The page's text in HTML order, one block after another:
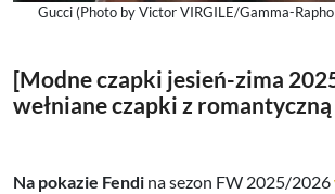
Gucci (Photo by Victor VIRGILE/Gamma-
[Modne czapki jesień-zima
wełniane czapki z
Na pokazie Fendi na sezon FW 2025/2026